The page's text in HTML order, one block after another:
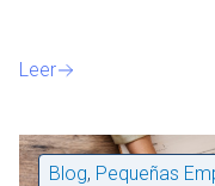
Leer
Blog, Pequeñas